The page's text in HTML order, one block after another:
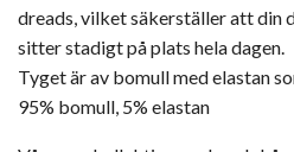
dreads, vilket säkerställer att din
sitter stadigt på plats hela dagen.
Tyget är av bomull med elastan
95% bomull, 5% elastan